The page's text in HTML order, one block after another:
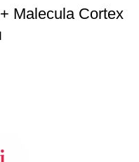
Malecula Cortex